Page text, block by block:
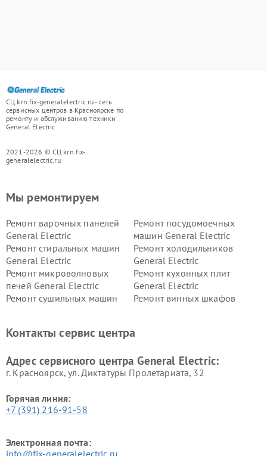
СЦ krn.fix-generalelectric.ru - сеть
сервисных центров в Красноярске по
ремонту и обслуживанию техники
General Electric
2021-2026 © СЦ krn.fix-
generalelectric.ru
Мы ремонтируем
Ремонт варочных панелей
General Electric
Ремонт посудомоечных
машин General Electric
Ремонт стиральных машин
General Electric
Ремонт холодильников
General Electric
Ремонт микроволновых
печей General Electric
Ремонт кухонных плит
General Electric
Ремонт сушильных машин
Ремонт винных шкафов
Electric
General Electric
Контакты сервис центра
Адрес сервисного центра General Electric:
г. Красноярск, ул. Диктатуры Пролетариата, 32
Горячая линия:
+7 (391) 216-91-58
Электронная почта: